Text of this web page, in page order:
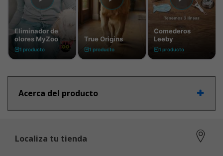
Acerca del producto
Localiza tu tienda